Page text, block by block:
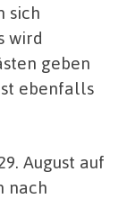
sich
wird
geben
ebenfalls
August auf
nach